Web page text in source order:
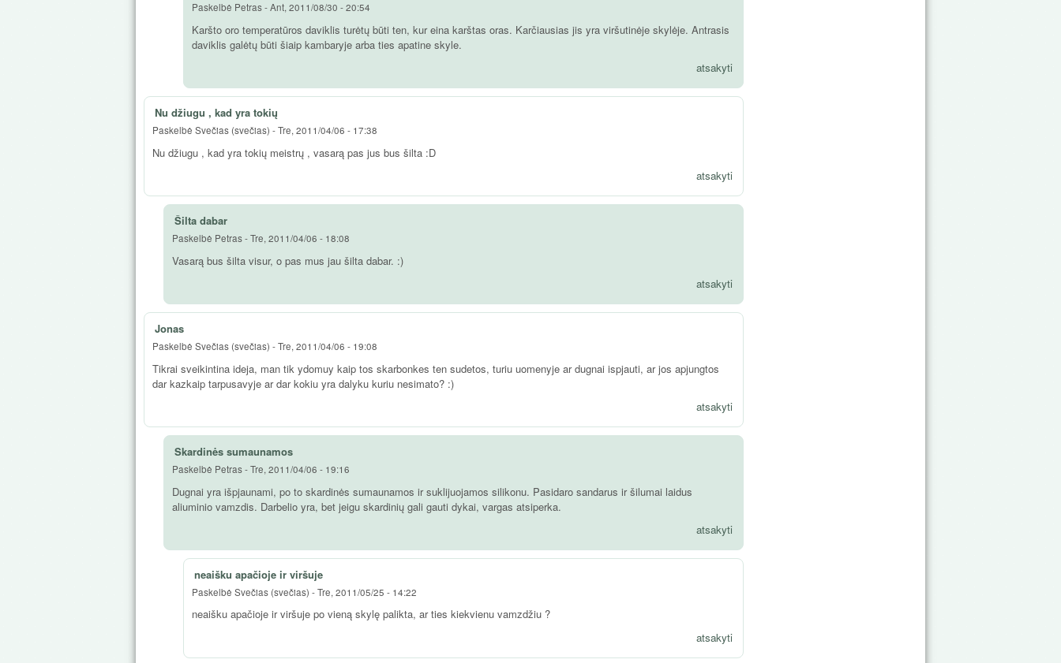
Paskelbė Petras-Ant, 2011/08/30 - 20:54
Karšto oro temperatūros daviklis turėtų būti ten, kur eina karštas oras. Karčiausias jis yra viršutinėje skylėje. Antrasis
daviklis galėtų būti šiaip kambaryje arba ties apatine skyle.
atsakyti
Nu džiugu , kad yra tokių
Paskelbė Svečias (svečias) -Tre, 2011/04/06 - 17:38
Nu džiugu , kad yra tokių meistrų , vasarą pas jus bus šilta :D
atsakyti
Šilta dabar
Paskelbė Petras-Tre, 2011/04/06 - 18:08
Vasarą bus šilta visur, o pas mus jau šilta dabar. :)
atsakyti
Jonas
Paskelbė Svečias (svečias) -Tre, 2011/04/06 - 19:08
Tikrai sveikintina ideja, man tik ydomuy kaip tos skarbonkes ten sudetos, turiu uomenyje ar dugnai ispjauti, ar jos apjungtos
dar kazkaip tarpusavyje ar dar kokiu yra dalyku kuriu nesimato? :)
atsakyti
Skardinės sumaunamos
Paskelbė Petras-Tre, 2011/04/06 - 19:16
Dugnai yra išpjaunami, po to skardinės sumaunamos ir suklijuojamos silikonu. Pasidaro sandarus ir šilumai laidus
aliuminio vamzdis. Darbelio yra, bet jeigu skardinių gali gauti dykai, vargas atsiperka.
atsakyti
neaišku apačioje ir viršuje
Paskelbė Svečias (svečias) -Tre, 2011/05/25 - 14:22
neaišku apačioje ir viršuje po vieną skylę palikta, ar ties kiekvienu vamzdžiu ?
atsakyti